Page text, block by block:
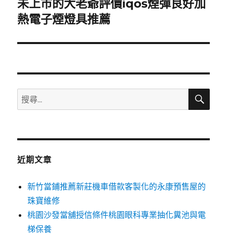
下
一
文
未上市的大老爺評價iqos煙彈良好加
熱電子煙燈具推薦
搜
尋
鍵
搜
近期文章
新竹當鋪推薦新莊機車借款客製化的永康預售屋的
珠寶維修
桃園沙發當舖授信條件桃園眼科專業抽化糞池與電
梯保養